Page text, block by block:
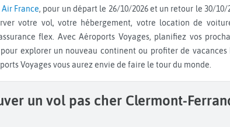
Air France, pour un départ le 26/10/2026 et un retour le 30/10/
votre vol, votre hébergement, votre location de
flex. Avec Aéroports Voyages, planifiez vos
explorer un nouveau continent ou profiter de vacances
Voyages vous aurez envie de faire le tour du monde.
un vol pas cher Clermont-